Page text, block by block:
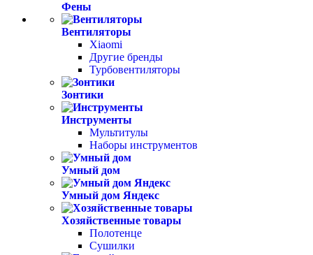
Фены
Вентиляторы
Xiaomi
Другие бренды
Турбовентиляторы
Зонтики
Инструменты
Мультитулы
Наборы инструментов
Умный дом
Умный дом Яндекс
Хозяйственные товары
Полотенце
Сушилки